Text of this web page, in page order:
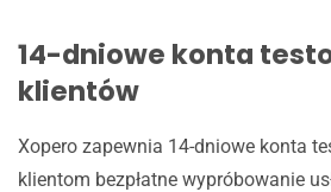
14-dniowe konta
klientów
Xopero zapewnia 14-dniowe konta
klientom bezpłatne wypróbowanie